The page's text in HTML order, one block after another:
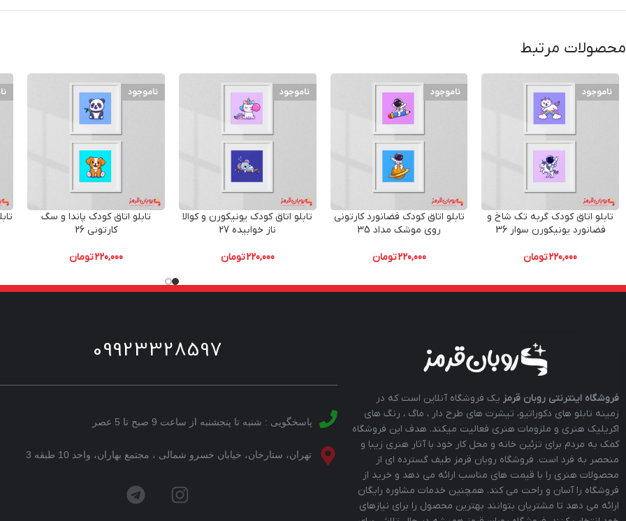
محصولات مرتبط
ناموجود
تابلو اتاق کودک گربه تک شاخ و
فضانورد یونیکورن سوار 36
220,000تومان
ناموجود
تابلو اتاق کودک فضانورد کارتونی
روی موشک مداد 35
220,000تومان
ناموجود
تابلو اتاق کودک یونیکورن و کوالا
ناز خوابیده 27
220,000تومان
ناموجود
تابلو اتاق کودک پاندا و سگ
کارتونی 26
220,000تومان
فروشگاه اینترنتی روبان قرمز یک فروشگاه آنلاین است که در
زمینه تابلو های دکوراتیو، تیشرت های طرح دار ، ماگ ، رنگ های
اکریلیک هنری و ملزومات هنری فعالیت میکند. هدف این فروشگاه
کمک به مردم برای تزئین خانه و محل کار خود با آثار هنری زیبا و
منحصر به فرد است. فروشگاه روبان قرمز طیف گسترده ای از
محصولات هنری را با قیمت های مناسب ارائه می دهد و خرید از
فروشگاه را آسان و راحت می کند. همچنین خدمات مشاوره رایگان
ارائه می دهد تا مشتریان بتوانند بهترین محصول را برای نیازهای
09923328597
پاسخگویی : شنبه تا پنجشنبه از ساعت 9 صبح تا 5 عصر
تهران، ستارخان، خیابان خسرو شمالی ، مجتمع بهاران، واحد 10 طبقه 3